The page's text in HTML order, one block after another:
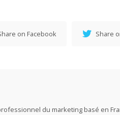
on Facebook Share
du marketing basé en